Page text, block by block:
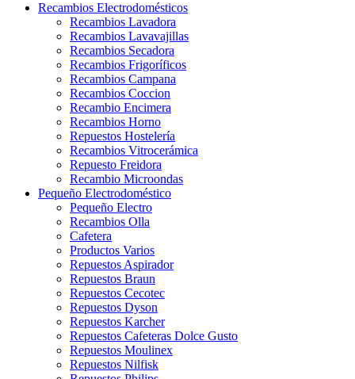
Recambios Electrodomésticos
Recambios Lavadora
Recambios Lavavajillas
Recambios Secadora
Recambios Frigoríficos
Recambios Campana
Recambios Coccion
Recambio Encimera
Recambios Horno
Repuestos Hostelería
Recambios Vitrocerámica
Repuesto Freidora
Recambio Microondas
Pequeño Electrodoméstico
Pequeño Electro
Recambios Olla
Cafetera
Productos Varios
Repuestos Aspirador
Repuestos Braun
Repuestos Cecotec
Repuestos Dyson
Repuestos Karcher
Repuestos Cafeteras Dolce Gusto
Repuestos Moulinex
Repuestos Nilfisk